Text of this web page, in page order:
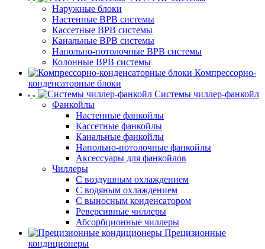
Наружные блоки
Настенные ВРВ системы
Кассетные ВРВ системы
Канальные ВРВ системы
Напольно-потолочные ВРВ системы
Колонные ВРВ системы
Компрессорно-
конденсаторные блоки
Системы чиллер-фанкойл
Фанкойлы
Настенные фанкойлы
Кассетные фанкойлы
Канальные фанкойлы
Напольно-потолочные фанкойлы
Аксессуары для фанкойлов
Чиллеры
С воздушным охлаждением
С водяным охлаждением
С выносным конденсатором
Реверсивные чиллеры
Абсорбционные чиллеры
Прецизионные
кондиционеры